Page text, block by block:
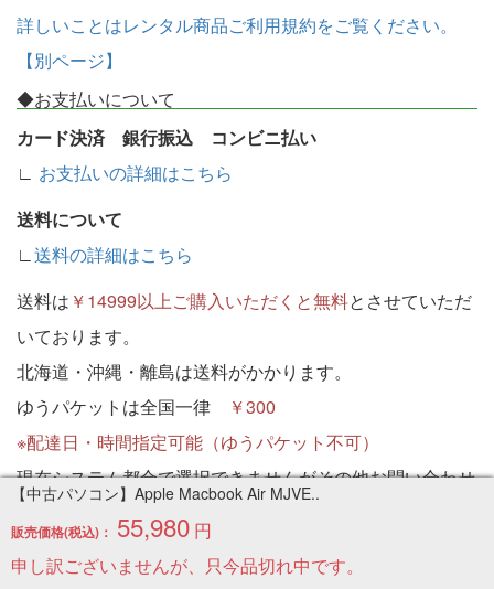
【中古パソコン】Apple Macbook Air MJVE..
販売価格(税込)： 55,980 円
申し訳ございませんが、只今品切れ中です。
詳しいことはレンタル商品ご利用規約をご覧ください。
【別ページ】
◆お支払いについて
カード決済 銀行振込 コンビニ払い
∟ お支払いの詳細はこちら
送料について
∟送料の詳細はこちら
送料は ￥14999以上ご購入いただくと無料とさせていただ
いております。
北海道・沖縄・離島は送料がかかります。
ゆうパケットは全国一律
￥300
※配達日・時間指定可能（ゆうパケット不可）
現在システム都合で選択できませんがその他お問い合わせ